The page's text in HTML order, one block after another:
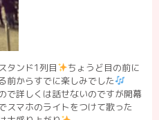
タンド1列目
ちょうど目の前に
前からすでに楽しみでした
で詳しくは話せないのですが開幕
スマホのライトをつけて歌った